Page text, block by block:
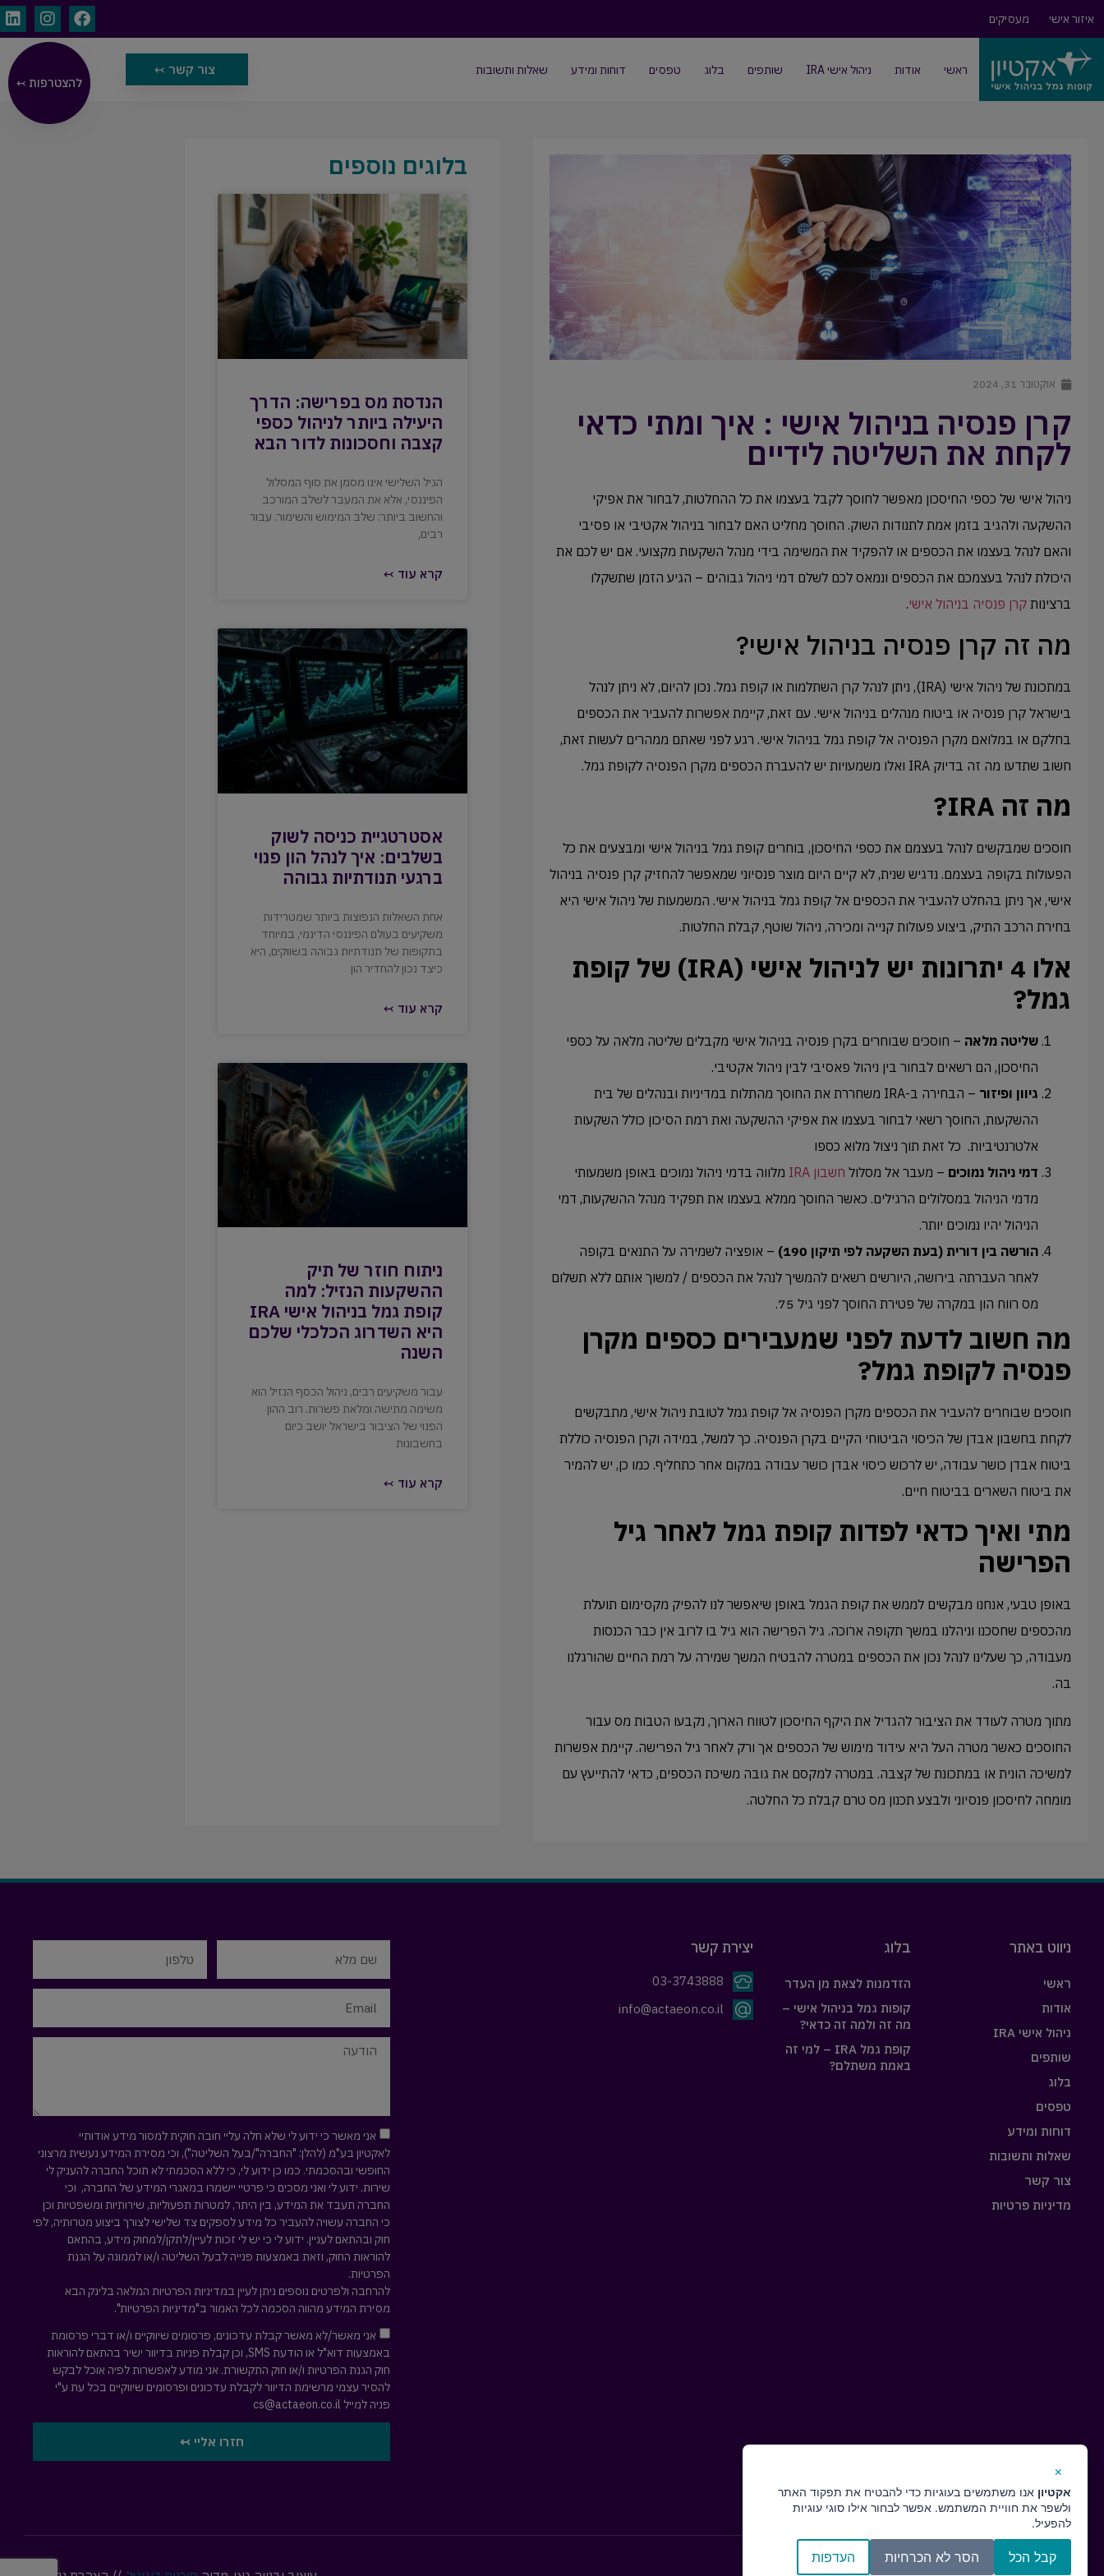
איזור אישי מעסיקים
ראשי אודות ניהול אישי IRA שותפים בלוג טפסים דוחות ומידע שאלות ותשובות צור קשר ↢
להצטרפות ↢
אוקטובר 31, 2024
קרן פנסיה בניהול אישי : איך ומתי כדאי
לקחת את השליטה לידיים
ניהול אישי של כספי החיסכון מאפשר לחוסך לקבל בעצמו את כל ההחלטות, לבחור את אפיקי
ההשקעה ולהגיב בזמן אמת לתנודות השוק. החוסך מחליט האם לבחור בניהול אקטיבי או פסיבי
והאם לנהל בעצמו את הכספים או להפקיד את המשימה בידי מנהל השקעות מקצועי. אם יש לכם את
היכולת לנהל בעצמכם את הכספים ונמאס לכם לשלם דמי ניהול גבוהים – הגיע הזמן שתשקלו
ברצינות קרן פנסיה בניהול אישי.
מה זה קרן פנסיה בניהול אישי?
במתכונת של ניהול אישי (IRA), ניתן לנהל קרן השתלמות או קופת גמל. נכון להיום, לא ניתן לנהל
בישראל קרן פנסיה או ביטוח מנהלים בניהול אישי. עם זאת, קיימת אפשרות להעביר את הכספים
בחלקם או במלואם מקרן הפנסיה אל קופת גמל בניהול אישי. רגע לפני שאתם ממהרים לעשות זאת,
חשוב שתדעו מה זה בדיוק IRA ואלו משמעויות יש להעברת הכספים מקרן הפנסיה לקופת גמל.
מה זה IRA?
חוסכים שמבקשים לנהל בעצמם את כספי החיסכון, בוחרים קופת גמל בניהול אישי ומבצעים את כל
הפעולות בקופה בעצמם. נדגיש שנית, לא קיים היום מוצר פנסיוני שמאפשר להחזיק קרן פנסיה בניהול
אישי, אך ניתן בהחלט להעביר את הכספים אל קופת גמל בניהול אישי. המשמעות של ניהול אישי היא
בחירת הרכב התיק, ביצוע פעולות קנייה ומכירה, ניהול שוטף, קבלת החלטות.
אלו 4 יתרונות יש לניהול אישי (IRA) של קופת
גמל?
שליטה מלאה – חוסכים שבוחרים בקרן פנסיה בניהול אישי מקבלים שליטה מלאה על כספי
החיסכון, הם רשאים לבחור בין ניהול פאסיבי לבין ניהול אקטיבי.
גיוון ופיזור
– הבחירה ב-IRA משחררת את החוסך מהתלות במדיניות ובנהלים של בית
ההשקעות, החוסך רשאי לבחור בעצמו את אפיקי ההשקעה ואת רמת הסיכון כולל השקעות
אלטרנטיביות. כל זאת תוך ניצול מלוא כספו
דמי ניהול נמוכים – מעבר אל מסלול חשבון IRA
מלווה בדמי ניהול נמוכים באופן משמעותי
מדמי הניהול במסלולים הרגילים. כאשר החוסך ממלא בעצמו את תפקיד מנהל ההשקעות, דמי
הניהול יהיו נמוכים יותר.
הורשה בין דורית (בעת השקעה לפי תיקון 190)
– אופציה לשמירה על התנאים בקופה
לאחר העברתה בירושה, היורשים רשאים להמשיך לנהל את הכספים / למשוך אותם ללא תשלום
מס רווח הון במקרה של פטירת החוסך לפני גיל 75.
מה חשוב לדעת לפני שמעבירים כספים מקרן
פנסיה לקופת גמל?
חוסכים שבוחרים להעביר את הכספים מקרן הפנסיה אל קופת גמל לטובת ניהול אישי, מתבקשים
לקחת בחשבון אבדן של הכיסוי הביטוחי הקיים בקרן הפנסיה. כך למשל, במידה וקרן הפנסיה כוללת
ביטוח אבדן כושר עבודה, יש לרכוש כיסוי אבדן כושר עבודה במקום אחר כתחליף. כמו כן, יש להמיר
את ביטוח השארים בביטוח חיים.
מתי ואיך כדאי לפדות קופת גמל לאחר גיל
הפרישה
באופן טבעי, אנחנו מבקשים לממש את קופת הגמל באופן שיאפשר לנו להפיק מקסימום תועלת
מהכספים שחסכנו וניהלנו במשך תקופה ארוכה. גיל הפרישה הוא גיל בו לרוב אין כבר הכנסות
מעבודה, כך שעלינו לנהל נכון את הכספים במטרה להבטיח המשך שמירה על רמת החיים שהורגלנו
בה.
מתוך מטרה לעודד את הציבור להגדיל את היקף החיסכון לטווח הארוך, נקבעו הטבות מס עבור
החוסכים כאשר מטרה העל היא עידוד מימוש של הכספים אך ורק לאחר גיל הפרישה. קיימת אפשרות
למשיכה הונית או במתכונת של קצבה. במטרה למקסם את גובה משיכת הכספים, כדאי להתייעץ עם
מומחה לחיסכון פנסיוני ולבצע תכנון מס טרם קבלת כל החלטה.
בלוגים נוספים
הנדסת מס בפרישה: הדרך
היעילה ביותר לניהול כספי
קצבה וחסכונות לדור הבא
הגיל השלישי אינו מסמן את סוף המסלול
הפיננסי, אלא את המעבר לשלב המורכב
והחשוב ביותר: שלב המימוש והשימור. עבור
רבים,
קרא עוד ↢
אסטרטגיית כניסה לשוק
בשלבים: איך לנהל הון פנוי
ברגעי תנודתיות גבוהה
אחת השאלות הנפוצות ביותר שמטרידות
משקיעים בעולם הפיננסי הדינמי, במיוחד
בתקופות של תנודתיות גבוהה בשווקים, היא
כיצד נכון להחדיר הון
קרא עוד ↢
ניתוח חוזר של תיק
ההשקעות הנזיל: למה
קופת גמל בניהול אישי IRA
היא השדרוג הכלכלי שלכם
השנה
עבור משקיעים רבים, ניהול הכסף הנזיל הוא
משימה מתישה ומלאת פשרות. רוב ההון
הפנוי של הציבור בישראל יושב כיום
בחשבונות
קרא עוד ↢
ניווט באתר
ראשי
אודות
ניהול אישי IRA
שותפים
בלוג
טפסים
דוחות ומידע
שאלות ותשובות
צור קשר
מדיניות פרטיות
בלוג
הזדמנות לצאת מן העדר
קופות גמל בניהול אישי –
מה זה ולמה זה כדאי?
קופת גמל IRA – למי זה
באמת משתלם?
יצירת קשר
03-3743888
info@actaeon.co.il
אני מאשר כי ידוע לי שלא חלה עליי חובה חוקית למסור מידע אודותיי
לאקטיון בע"מ (להלן: "החברה"/בעל השליטה"), וכי מסירת המידע נעשית מרצוני
החופשי ובהסכמתי. כמו כן ידוע לי, כי ללא הסכמתי לא תוכל החברה להעניק לי
שירות. ידוע לי ואני מסכים כי פרטיי יישמרו במאגרי המידע של החברה, וכי
החברה תעבד את המידע, בין היתר, למטרות תפעוליות, שירותיות ומשפטיות וכן
כי החברה עשויה להעביר כל מידע לספקים צד שלישי לצורך ביצוע מטרותיה, לפי
חוק ובהתאם לעניין. ידוע לי כי יש לי זכות לעיין/לתקן/למחוק מידע, בהתאם
להוראות החוק, וזאת באמצעות פנייה לבעל השליטה ו/או לממונה על הגנת
הפרטיות.
להרחבה ולפרטים נוספים ניתן לעיין במדיניות הפרטיות המלאה בלינק הבא
מסירת המידע מהווה הסכמה לכל האמור ב"מדיניות הפרטיות".
אני מאשר/לא מאשר קבלת עדכונים, פרסומים שיווקיים ו/או דברי פרסומת
באמצעות דוא"ל או הודעת SMS, וכן קבלת פניות בדיוור ישיר בהתאם להוראות
חוק הגנת הפרטיות ו/או חוק התקשורת. אני מודע לאפשרות לפיה אוכל לבקש
להסיר עצמי מרשימת הדיוור לקבלת עדכונים ופרסומים שיווקיים בכל עת ע"י
פניה למייל cs@actaeon.co.il
חזרו אליי ↢
×
אקטיון אנו משתמשים בעוגיות כדי להבטיח את תפקוד האתר
ולשפר את חוויית המשתמש. אפשר לבחור אילו סוגי עוגיות
להפעיל.
קבל הכל הסר לא הכרחיות העדפות